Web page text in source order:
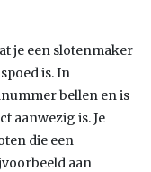
je een slotenmaker
is. In
bellen en is
aanwezig is. Je
die een
aan